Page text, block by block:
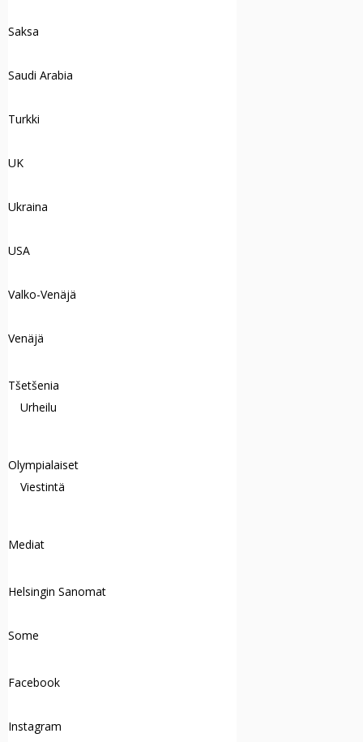
Saksa
Saudi Arabia
Turkki
UK
Ukraina
USA
Valko-Venäjä
Venäjä
Tšetšenia
Urheilu
Olympialaiset
Viestintä
Mediat
Helsingin Sanomat
Some
Facebook
Instagram